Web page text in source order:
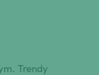
Trendy